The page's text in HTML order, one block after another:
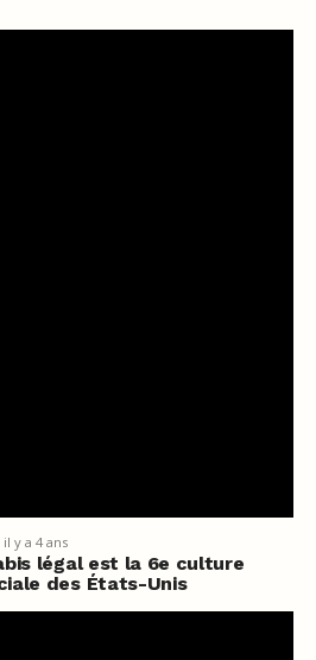
il y a 4 ans
légal est la 6e culture
des États-Unis